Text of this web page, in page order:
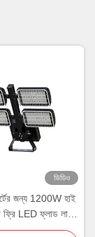
ভিডিও
জন্য 1200W হাই
ফ্রি LED ফ্লাড লাইট
IP66